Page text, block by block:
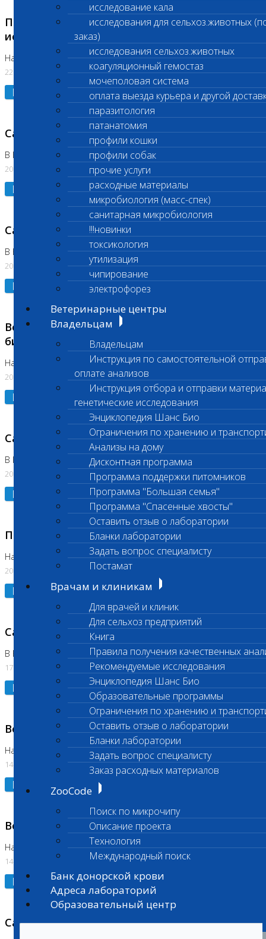
исследование кала
исследования для сельхоз.животных
заказ)
исследования сельхоз.животных
коагуляционный гемостаз
мочеполовая система
оплата выезда курьера и другой
паразитология
патанатомия
профили кошки
профили собак
прочие услуги
расходные материалы
микробиология (масс-спек)
санитарная микробиология
!!!новинки
токсикология
утилизация
чипирование
электрофорез
Ветеринарные центры
Владельцам
Владельцам
Инструкция по самостоятельной
оплате анализов
Инструкция отбора и отправки
генетические исследования
Энциклопедия Шанс Био
Ограничения по хранению и
Анализы на дому
Дисконтная программа
Программа поддержки питомников
Программа "Большая семья"
Программа "Спасенные хвосты"
Оставить отзыв о лаборатории
Бланки лаборатории
Задать вопрос специалисту
Постамат
Врачам и клиникам
Для врачей и клиник
Для сельхоз предприятий
Книга
Правила получения качественных
Рекомендуемые исследования
Энциклопедия Шанс Био
Образовательные программы
Ограничения по хранению и
Оставить отзыв о лаборатории
Бланки лаборатории
Задать вопрос специалисту
Заказ расходных материалов
ZooCode
Поиск по микрочипу
Описание проекта
Технология
Международный поиск
Банк донорской крови
Адреса лабораторий
Образовательный центр
Приостановлено выполнение биохимических
исследований
На Нагорной. Код ( 123,310,309)
22.07.2026
Подробнее
Санитарные дни
В Коломне 24.07.2026 и 28.07.2026
20.07.2026
Подробнее
Санитарный день
В Бутово 21.07.2026
20.07.2026
Подробнее
Возобновлено выполнение срочных
биохимических исследований
На Нагорной
20.07.2026
Подробнее
Санитарный день
В Коломне 20.07.2026
20.07.2026
Подробнее
Приостановлено выполнение исследования
На Нагорной
20.07.2026
Подробнее
Санитарный день
В Бутово
17.07.2026
Подробнее
Возобновлено выполнение исследования
На Нагорной (Код 961, 962)
14.07.2026
Подробнее
Возобновлено выполнение исследования
На Нагорной (Код 157)
14.07.2026
Подробнее
Санитарный день